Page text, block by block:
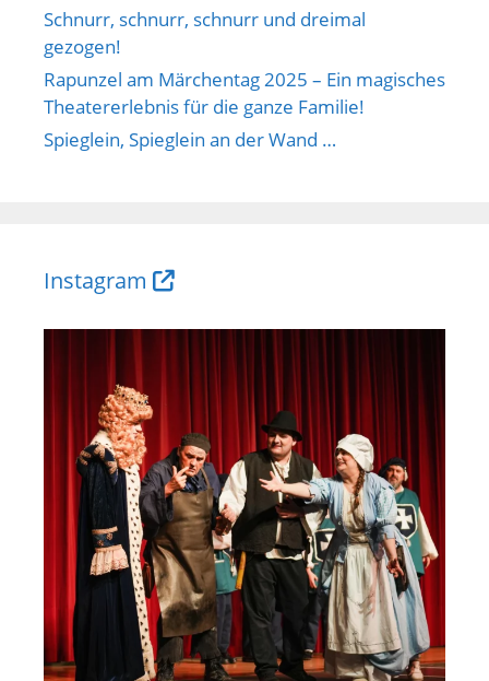
Schnurr, schnurr, schnurr und dreimal
gezogen!
Rapunzel am Märchentag 2025 – Ein magisches
Theatererlebnis für die ganze Familie!
Spieglein, Spieglein an der Wand …
Instagram